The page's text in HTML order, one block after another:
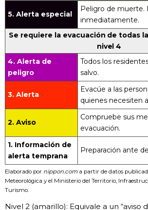
5. Alerta especial
Peligro de muerte.
inmediatamente.
Se requiere la evacuación de todas
nivel 4
4. Alerta de
peligro
Todos los
salvo.
3. Alerta
Evacúe a las
quienes necesiten
2. Aviso
Compruebe sus
evacuación.
1. Información de
alerta temprana
Preparación ante
Elaborado por nippon.coma partir de datos
Meteorológica y el Ministerio del Territorio,
Turismo.
Nivel 2 (amarillo): Equivale a un “aviso